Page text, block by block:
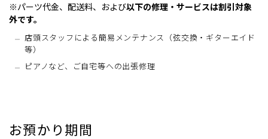
※パーツ代金、配送料、および以下の修理・サービスは割引対象
外です。
店頭スタッフによる簡易メンテナンス（弦交換・ギターエイド
等）
ピアノなど、ご自宅等への出張修理
お預かり期間